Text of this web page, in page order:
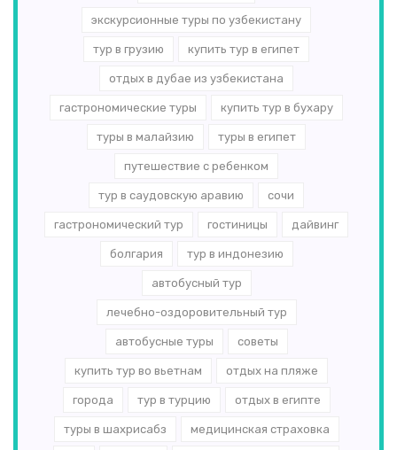
экскурсионные туры по узбекистану
тур в грузию купить тур в египет
отдых в дубае из узбекистана
гастрономические туры купить тур в бухару
туры в малайзию туры в египет
путешествие с ребенком
тур в саудовскую аравию сочи
гастрономический тур гостиницы дайвинг
болгария тур в индонезию
автобусный тур
лечебно-оздоровительный тур
автобусные туры советы
купить тур во вьетнам отдых на пляже
города тур в турцию отдых в египте
туры в шахрисабз медицинская страховка